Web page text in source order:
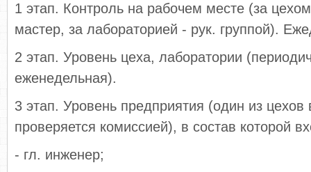
1 этап. Контроль на рабочем месте (за
мастер, за лабораторией - рук. группой).
2 этап. Уровень цеха, лаборатории
еженедельная).
3 этап. Уровень предприятия (один из цехов
проверяется комиссией), в состав которой
- гл. инженер;